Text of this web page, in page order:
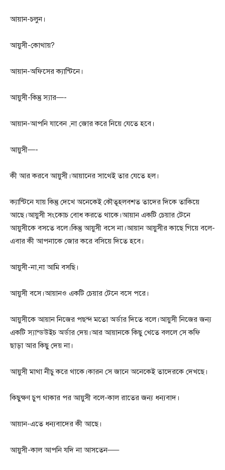
আয়ান-চলুন।
আয়ুসী-কোথায়?
আয়ান-অফিসের ক্যান্টিনে।
আয়ুসী-কিন্তু স্যার—-
আয়ান-আপনি যাবেন ,না জোর করে নিয়ে যেতে হবে।
আয়ুসী—-
কী আর করবে আয়ুসী।আয়ানের সাথেই তার যেতে হল।
ক্যান্টিনে যায় কিন্তু দেখে অনেকেই কৌতূহলবশত তাদের দিকে তাকিয়ে
আছে।আয়ুসী সংকোচ বোধ করতে থাকে।আয়ান একটি চেয়ার টেনে
আয়ুসীকে বসতে বলে।কিন্তু আয়ুসী বসে না।আয়ান আয়ুসীর কাছে গিয়ে বলে-
এবার কী আপনাকে জোর করে বসিয়ে দিতে হবে।
আয়ুসী-না,না আমি বসছি।
আয়ুসী বসে।আয়ানও একটি চেয়ার টেনে বসে পরে।
আয়ুসীকে আয়ান নিজের পছন্দ মতো অর্ডার দিতে বলে।আয়ুসী নিজের জন্য
একটি স্যান্ডউইচ অর্ডার দেয়।আর আয়ানকে কিছু খেতে বললে সে কফি
ছাড়া আর কিছু দেয় না।
আয়ুসী মাথা নীচু করে থাকে।কারন সে জানে অনেকেই তাদেরকে দেখছে।
কিছুক্ষণ চুপ থাকার পর আয়ুসী বলে-কাল রাতের জন্য ধন্যবাদ।
আয়ান-এতে ধন্যবাদের কী আছে।
আয়ুসী-কাল আপনি যদি না আসতেন—–